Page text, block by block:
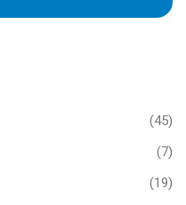
(45)
(7)
(19)